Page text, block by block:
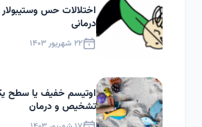
اختلالات حس
درمانی
۲۲ شهریور ۱۴۰۳
اوتیسم خفیف یا سطح
تشخیص و درمان